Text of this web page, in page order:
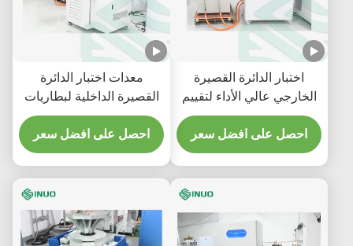
اختبار الدائرة القصيرة
الخارجي عالي الأداء لتقييم
بطارية ليثيوم أيون
احصل على افضل سعر
معدات اختبار الدائرة
القصيرة الداخلية لبطاريات
الليثيوم أيون IEC 62133-2
احصل على افضل سعر